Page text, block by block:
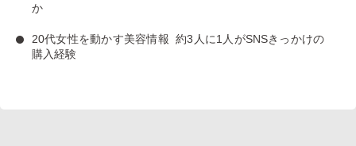
か
20代女性を動かす美容情報約3人に1人がSNSきっかけの
購入経験